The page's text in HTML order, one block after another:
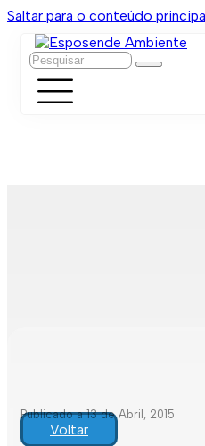
Saltar para o conteúdo
Pesquisar
Publicado a 13 de Abril, 2015
Voltar